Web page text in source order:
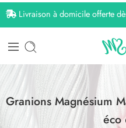
Livraison à domicile offerte
Granions Magnésium
éco